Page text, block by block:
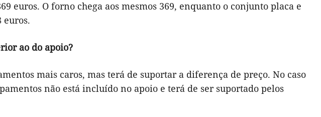
euros. O forno chega aos mesmos 369, enquanto o conjunto placa e
euros.
ao do apoio?
mais caros, mas terá de suportar a diferença de preço. No caso
não está incluído no apoio e terá de ser suportado pelos